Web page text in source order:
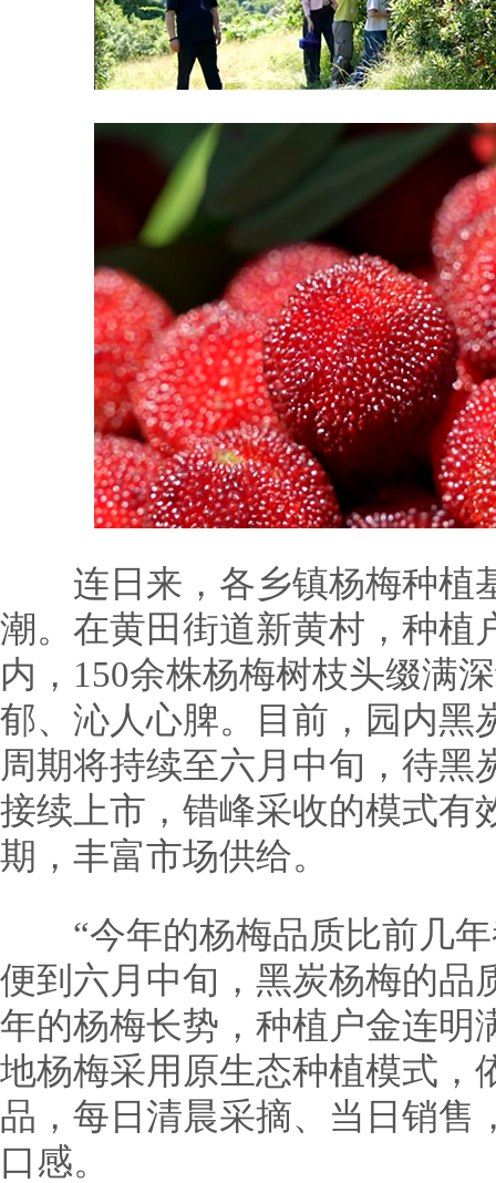
连日来，各乡镇杨梅种植
潮。在黄田街道新黄村，种植
内，150余株杨梅树枝头缀满
郁、沁人心脾。目前，园内黑
周期将持续至六月中旬，待黑
接续上市，错峰采收的模式有
期，丰富市场供给。
“今年的杨梅品质比前几年
便到六月中旬，黑炭杨梅的品
年的杨梅长势，种植户金连明
地杨梅采用原生态种植模式，
品，每日清晨采摘、当日销售
口感。